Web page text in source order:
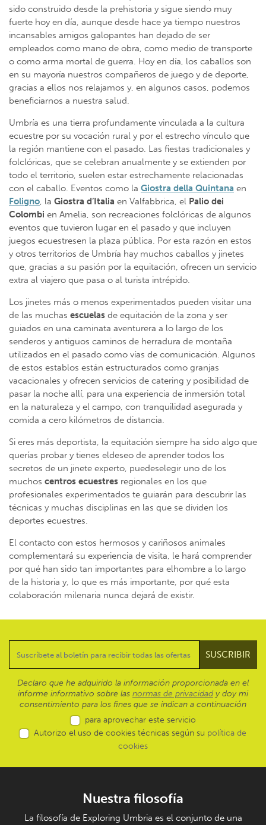
sido construido desde la prehistoria y sigue siendo muy
fuerte hoy en día, aunque desde hace ya tiempo nuestros
incansables amigos galopantes han dejado de ser
empleados como mano de obra, como medio de transporte
o como arma mortal de guerra. Hoy en día, los caballos son
en su mayoría nuestros compañeros de juego y de deporte,
gracias a ellos nos relajamos y, en algunos casos, podemos
beneficiarnos a nuestra salud.
Umbría es una tierra profundamente vinculada a la cultura
ecuestre por su vocación rural y por el estrecho vínculo que
la región mantiene con el pasado. Las fiestas tradicionales y
folclóricas, que se celebran anualmente y se extienden por
todo el territorio, suelen estar estrechamente relacionadas
con el caballo. Eventos como la Giostra della Quintana en
Foligno, la Giostra d’Italia en Valfabbrica, el Palio dei
Colombi en Amelia, son recreaciones folclóricas de algunos
eventos que tuvieron lugar en el pasado y que incluyen
juegos ecuestresen la plaza pública. Por esta razón en estos
y otros territorios de Umbría hay muchos caballos y jinetes
que, gracias a su pasión por la equitación, ofrecen un servicio
extra al viajero que pasa o al turista intrépido.
Los jinetes más o menos experimentados pueden visitar una
de las muchas escuelas de equitación de la zona y ser
guiados en una caminata aventurera a lo largo de los
senderos y antiguos caminos de herradura de montaña
utilizados en el pasado como vías de comunicación. Algunos
de estos establos están estructurados como granjas
vacacionales y ofrecen servicios de catering y posibilidad de
pasar la noche allí, para una experiencia de inmersión total
en la naturaleza y el campo, con tranquilidad asegurada y
comida a cero kilómetros de distancia.
Si eres más deportista, la equitación siempre ha sido algo que
querías probar y tienes eldeseo de aprender todos los
secretos de un jinete experto, puedeselegir uno de los
muchos centros ecuestres regionales en los que
profesionales experimentados te guiarán para descubrir las
técnicas y muchas disciplinas en las que se dividen los
deportes ecuestres.
El contacto con estos hermosos y cariñosos animales
complementará su experiencia de visita, le hará comprender
por qué han sido tan importantes para elhombre a lo largo
de la historia y, lo que es más importante, por qué esta
colaboración milenaria nunca dejará de existir.
Declaro que he adquirido la información proporcionada en el
informe informativo sobre las normas de privacidad y doy mi
consentimiento para los fines que se indican a continuación
para aprovechar este servicio
Autorizo el uso de cookies técnicas según su política de
cookies
Nuestra filosofía
La filosofía de Exploring Umbria es el conjunto de una